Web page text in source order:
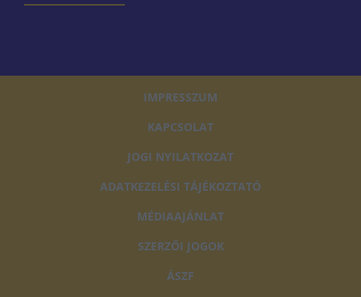
IMPRESSZUM
KAPCSOLAT
JOGI NYILATKOZAT
ADATKEZELÉSI TÁJÉKOZTATÓ
MÉDIAAJÁNLAT
SZERZŐI JOGOK
ÁSZF